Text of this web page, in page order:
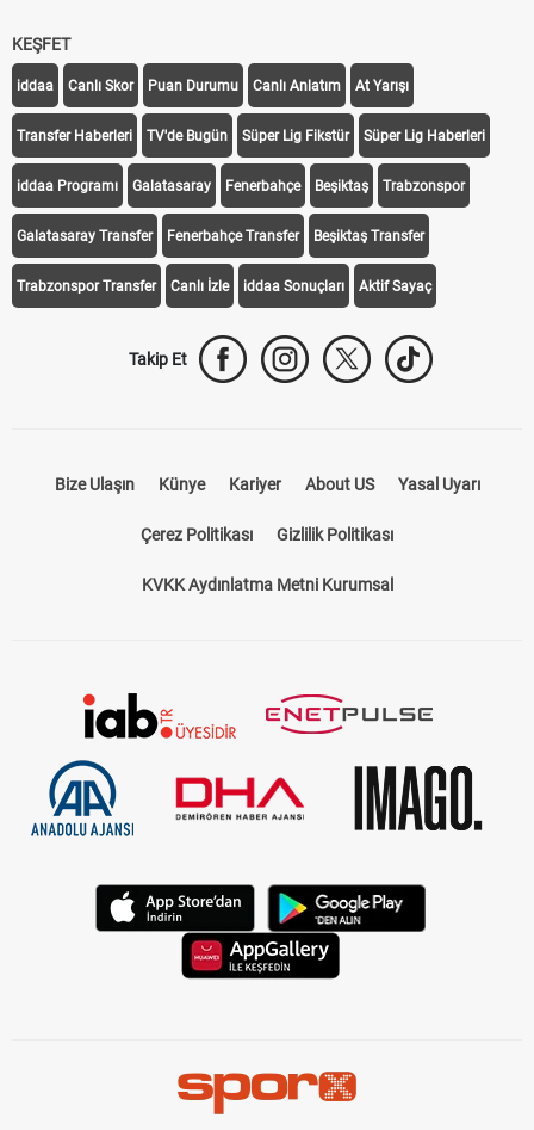
KEŞFET
iddaa Canlı Skor Puan Durumu Canlı Anlatım At Yarışı
Transfer Haberleri TV'de Bugün Süper Lig Fikstür Süper Lig Haberleri
iddaa Programı Galatasaray Fenerbahçe Beşiktaş Trabzonspor
Galatasaray Transfer Fenerbahçe Transfer Beşiktaş Transfer
Trabzonspor Transfer Canlı İzle iddaa Sonuçları Aktif Sayaç
Takip Et
Bize Ulaşın Künye Kariyer About US Yasal Uyarı
Çerez Politikası Gizlilik Politikası
KVKK Aydınlatma Metni Kurumsal